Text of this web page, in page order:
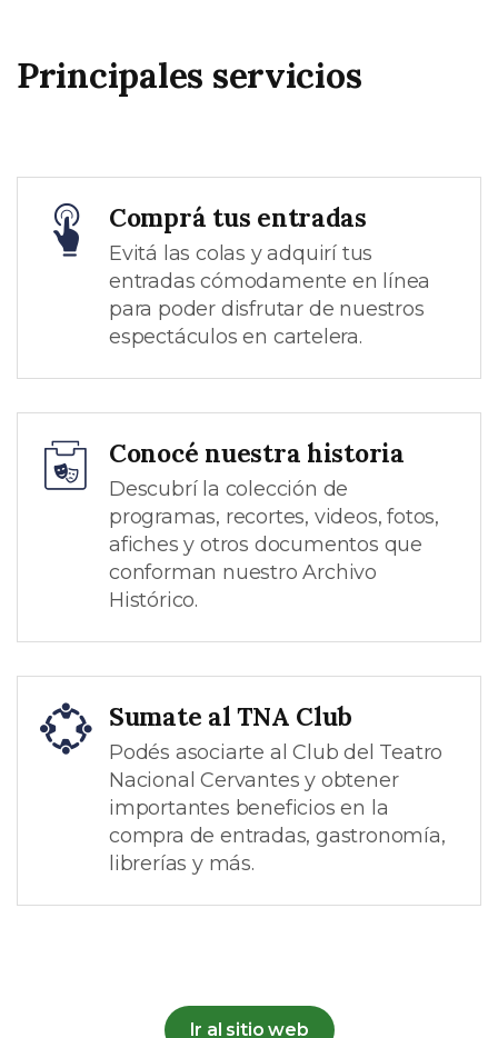
Principales servicios
Comprá tus entradas
Evitá las colas y adquirí tus
entradas cómodamente en línea
para poder disfrutar de nuestros
espectáculos en cartelera.
Conocé nuestra historia
Descubrí la colección de
programas, recortes, videos, fotos,
afiches y otros documentos que
conforman nuestro Archivo
Histórico.
Sumate al TNA Club
Podés asociarte al Club del Teatro
Nacional Cervantes y obtener
importantes beneficios en la
compra de entradas, gastronomía,
librerías y más.
Ir al sitio web